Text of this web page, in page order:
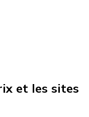
et les sites